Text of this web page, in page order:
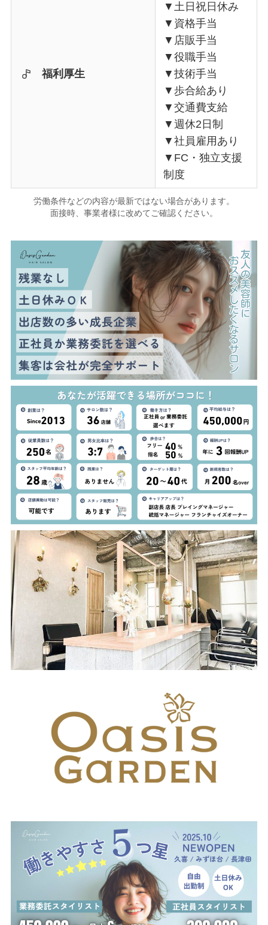
福利厚生
▼土日祝日休み
▼資格手当
▼店販手当
▼役職手当
▼技術手当
▼歩合給あり
▼交通費支給
▼週休2日制
▼社員雇用あり
▼FC・独立支援
制度
労働条件などの内容が最新ではない場合があります。
面接時、事業者様に改めてご確認ください。